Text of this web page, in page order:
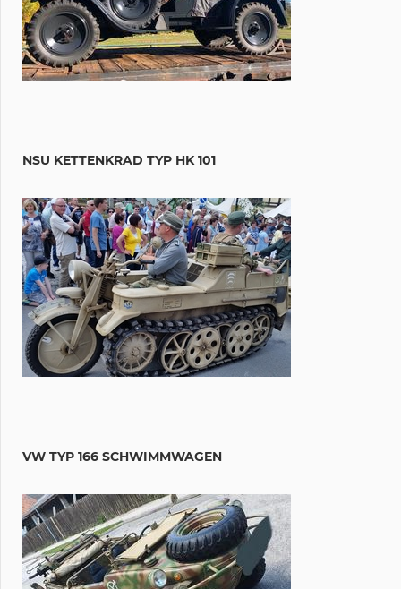
NSU KETTENKRAD TYP HK 101
VW TYP 166 SCHWIMMWAGEN